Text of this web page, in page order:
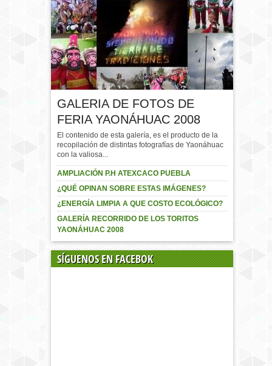
GALERIA DE FOTOS DE
FERIA YAONÁHUAC 2008
El contenido de esta galería, es el producto de la
recopilación de distintas fotografías de Yaonáhuac
con la valiosa...
AMPLIACIÓN P.H ATEXCACO PUEBLA
¿QUÉ OPINAN SOBRE ESTAS IMÁGENES?
¿ENERGÍA LIMPIA A QUE COSTO ECOLÓGICO?
GALERÍA RECORRIDO DE LOS TORITOS
YAONÁHUAC 2008
SÍGUENOS EN FACEBOK